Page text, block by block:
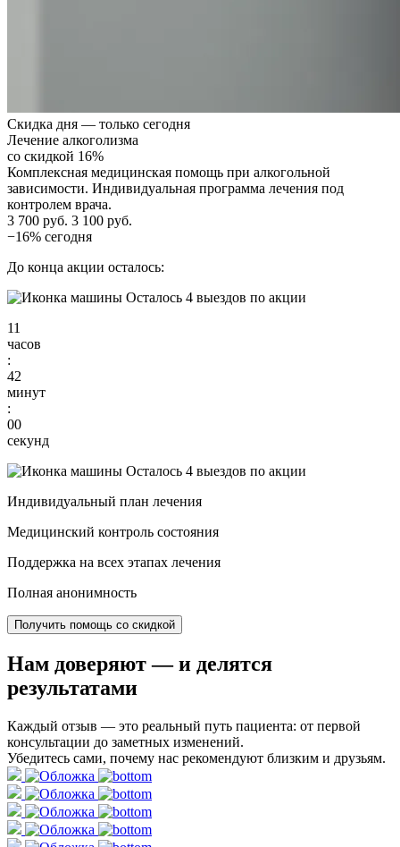
Скидка дня — только сегодня
Лечение алкоголизма
со скидкой 16%
Комплексная медицинская помощь при алкогольной
зависимости. Индивидуальная программа лечения под
контролем врача.
3 700 руб. 3 100 руб.
−16% сегодня
До конца акции осталось:
Осталось 4 выездов по акции
11
часов
:
41
минут
:
59
секунд
Осталось 4 выездов по акции
Индивидуальный план лечения
Медицинский контроль состояния
Поддержка на всех этапах лечения
Полная анонимность
Получить помощь со скидкой
Нам доверяют— и делятся
результатами
Каждый отзыв — это реальный путь пациента: от первой
консультации до заметных изменений.
Убедитесь сами, почему нас рекомендуют близким и друзьям.